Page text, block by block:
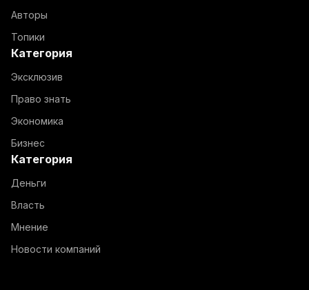
Авторы
Топики
Категория
Эксклюзив
Право знать
Экономика
Бизнес
Категория
Деньги
Власть
Мнение
Новости компаний